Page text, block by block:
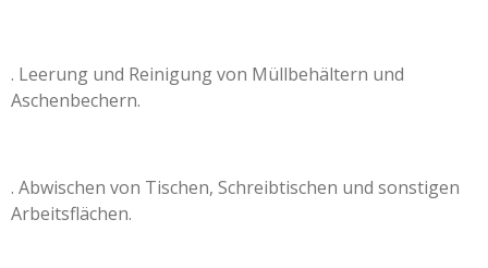
. Leerung und Reinigung von Müllbehältern und
Aschenbechern.
. Abwischen von Tischen, Schreibtischen und sonstigen
Arbeitsflächen.